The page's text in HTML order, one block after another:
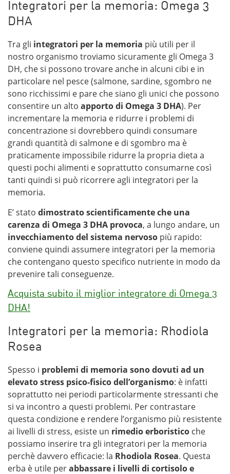
Integratori per la memoria: Omega 3
DHA
Tra gli integratori per la memoria più utili per il
nostro organismo troviamo sicuramente gli Omega 3
DH, che si possono trovare anche in alcuni cibi e in
particolare nel pesce (salmone, sardine, sgombro ne
sono ricchissimi e pare che siano gli unici che possono
consentire un alto apporto di Omega 3 DHA). Per
incrementare la memoria e ridurre i problemi di
concentrazione si dovrebbero quindi consumare
grandi quantità di salmone e di sgombro ma è
praticamente impossibile ridurre la propria dieta a
questi pochi alimenti e soprattutto consumarne così
tanti quindi si può ricorrere agli integratori per la
memoria.
E’ stato dimostrato scientificamente che una
carenza di Omega 3 DHA provoca, a lungo andare, un
invecchiamento del sistema nervoso più rapido:
conviene quindi assumere integratori per la memoria
che contengano questo specifico nutriente in modo da
prevenire tali conseguenze.
Acquista subito il miglior integratore di Omega 3
DHA!
Integratori per la memoria: Rhodiola
Rosea
Spesso i problemi di memoria sono dovuti ad un
elevato stress psico-fisico dell’organismo: è infatti
soprattutto nei periodi particolarmente stressanti che
si va incontro a questi problemi. Per contrastare
questa condizione e rendere l’organismo più resistente
ai livelli di stress, esiste un rimedio erboristico che
possiamo inserire tra gli integratori per la memoria
perchè davvero efficacie: la Rhodiola Rosea. Questa
erba è utile perabbassare i livelli di cortisolo e